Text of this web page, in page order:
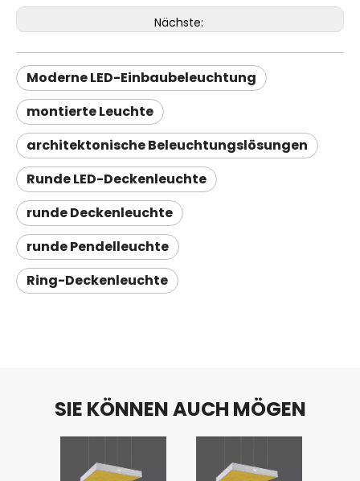
Nächste:
Moderne LED-Einbaubeleuchtung
montierte Leuchte
architektonische Beleuchtungslösungen
Runde LED-Deckenleuchte
runde Deckenleuchte
runde Pendelleuchte
Ring-Deckenleuchte
SIE KÖNNEN AUCH MÖGEN